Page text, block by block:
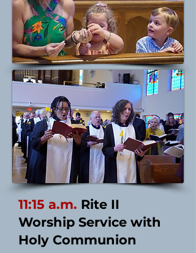
11:15 a.m. Rite II
Worship Service with
Holy Communion